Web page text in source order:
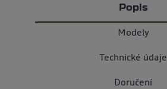
Popis
Modely
Technické údaje
Doručení